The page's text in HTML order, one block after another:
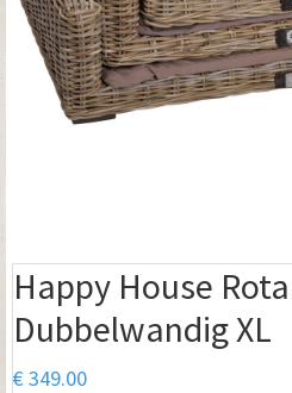
Happy House
Dubbelwandig XL
€349.00